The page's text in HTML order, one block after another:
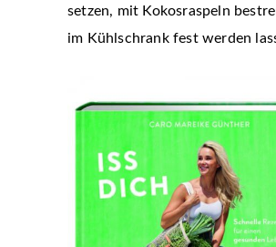
setzen, mit Kokosraspeln
im Kühlschrank fest werden